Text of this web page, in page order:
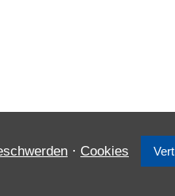
· Cookies